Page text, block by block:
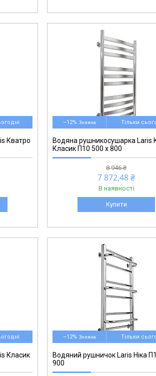
Кватро
–12% Тільки
Водяна рушникосушарка Laris
Класик П10 500 х 800
8 946 ₴
7 872,48 ₴
В наявності
Купити
Класик
–12% Тільки
Водяний рушничок Laris Ніка
900